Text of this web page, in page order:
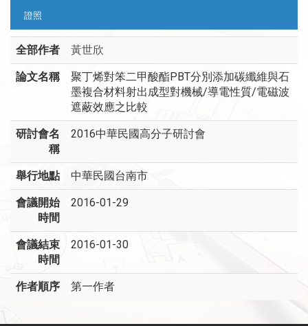
證照
全部作者 黃世欣
論文名稱
聚丁烯對笨二甲酸酯PBT分別添加碳纖維與石
墨複合材料射出成型對機械/導電性質/電磁波
遮蔽效應之比較
研討會名
稱
2016中華民國高分子研討會
舉行地點 中華民國台南市
會議開始
時間
2016-01-29
會議結束
時間
2016-01-30
作者順序 第一作者